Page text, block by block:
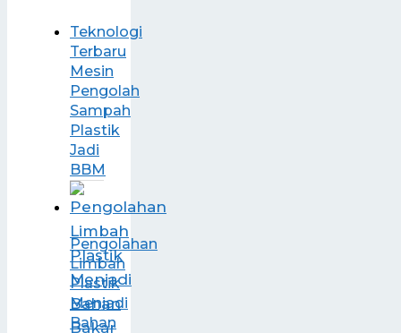
Teknologi
Terbaru
Mesin
Pengolah
Sampah
Plastik
Jadi
BBM
Pengolahan
Limbah
Plastik
Menjadi
Bahan